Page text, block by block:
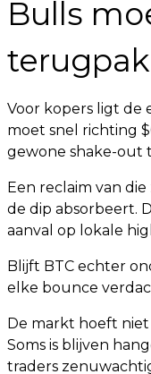
Bulls
Voor kopers ligt de
moet snel richting
gewone shake-out
Een reclaim van
de dip absorbeert.
aanval op lokale
Blijft BTC echter
elke bounce
De markt hoeft
Soms is blijven
traders